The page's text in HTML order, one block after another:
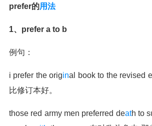
prefer的用法
1、prefer a to b
例句：
i prefer the original book to the revised
比修订本好。
those red army men preferred death to